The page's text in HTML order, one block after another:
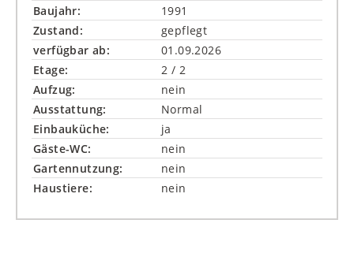
Baujahr:
1991
Zustand:
gepflegt
verfügbar ab:
01.09.2026
Etage:
2 / 2
Aufzug:
nein
Ausstattung:
Normal
Einbauküche:
ja
Gäste-WC:
nein
Gartennutzung:
nein
Haustiere:
nein